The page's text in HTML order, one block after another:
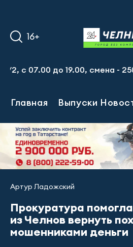
16+
до 19.00, смена - 2500
Главная Выпуски
Артур Ладожский
Прокуратура
из Челнов вернуть
мошенниками деньги